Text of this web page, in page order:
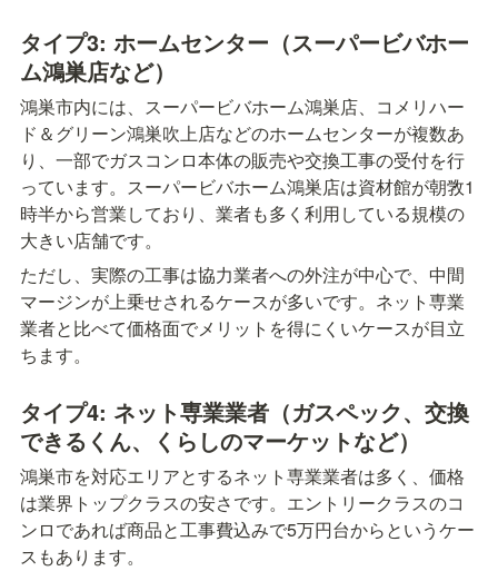
タイプ3: ホームセンター（スーパービバホー
ム鴻巣店など）
鴻巣市内には、スーパービバホーム鴻巣店、コメリハー
ド＆グリーン鴻巣吹上店などのホームセンターが複数あ
り、一部でガスコンロ本体の販売や交換工事の受付を行
っています。スーパービバホーム鴻巣店は資材館が朝敩1
時半から営業しており、業者も多く利用している規模の
大きい店舗です。
ただし、実際の工事は協力業者への外注が中心で、中間
マージンが上乗せされるケースが多いです。ネット専業
業者と比べて価格面でメリットを得にくいケースが目立
ちます。
タイプ4: ネット専業業者（ガスペック、交換
できるくん、くらしのマーケットなど）
鴻巣市を対応エリアとするネット専業業者は多く、価格
は業界トップクラスの安さです。エントリークラスのコ
ンロであれば商品と工事費込みで5万円台からというケー
スもあります。